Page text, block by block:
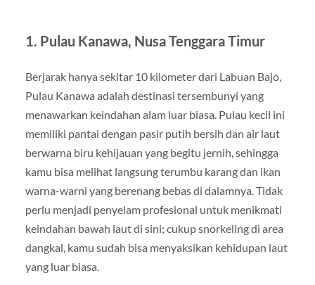
1. Pulau Kanawa, Nusa Tenggara Timur
Berjarak hanya sekitar 10 kilometer dari Labuan Bajo,
Pulau Kanawa adalah destinasi tersembunyi yang
menawarkan keindahan alam luar biasa. Pulau kecil ini
memiliki pantai dengan pasir putih bersih dan air laut
berwarna biru kehijauan yang begitu jernih, sehingga
kamu bisa melihat langsung terumbu karang dan ikan
warna-warni yang berenang bebas di dalamnya. Tidak
perlu menjadi penyelam profesional untuk menikmati
keindahan bawah laut di sini; cukup snorkeling di area
dangkal, kamu sudah bisa menyaksikan kehidupan laut
yang luar biasa.